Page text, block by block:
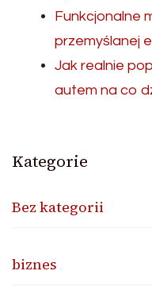
Funkcjonalne
przemyślanej
Jak realnie
autem na co
Kategorie
Bez kategorii
biznes